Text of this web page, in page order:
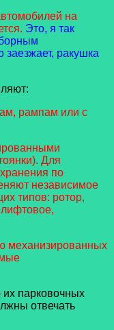
на
Это, я так
заезжает, ракушка
рампам или с
Для
по
независимое
типов: ротор,
лифтовое,
механизированных
их парковочных
отвечать